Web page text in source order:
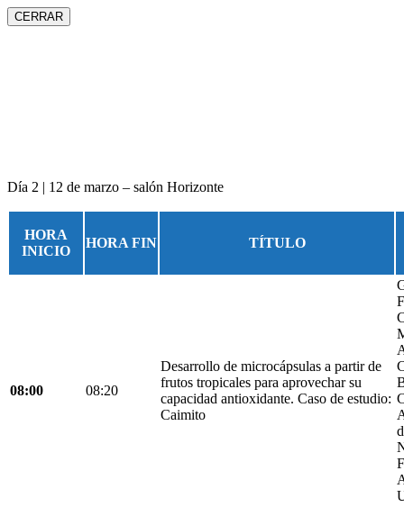
CERRAR
Día 2 | 12 de marzo – salón Horizonte
HORA
INICIO
HORA FIN TÍTULO
08:00 08:20
Desarrollo de microcápsulas a partir de
frutos tropicales para aprovechar su
capacidad antioxidante. Caso de estudio:
Caimito